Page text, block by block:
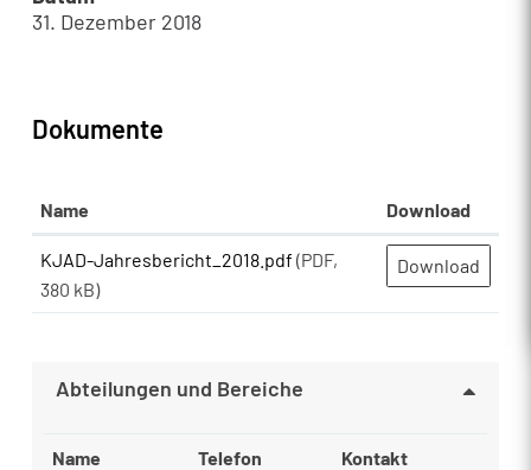
31. Dezember 2018
Dokumente
Name Download
KJAD-Jahresbericht_2018.pdf (PDF,
380 kB)
Download
Abteilungen und Bereiche
Name Telefon Kontakt